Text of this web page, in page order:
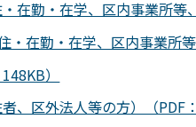
在勤・在学、区内事業所等
在勤・在学、区内事業所
）
、区外法人等の方）（PDF：